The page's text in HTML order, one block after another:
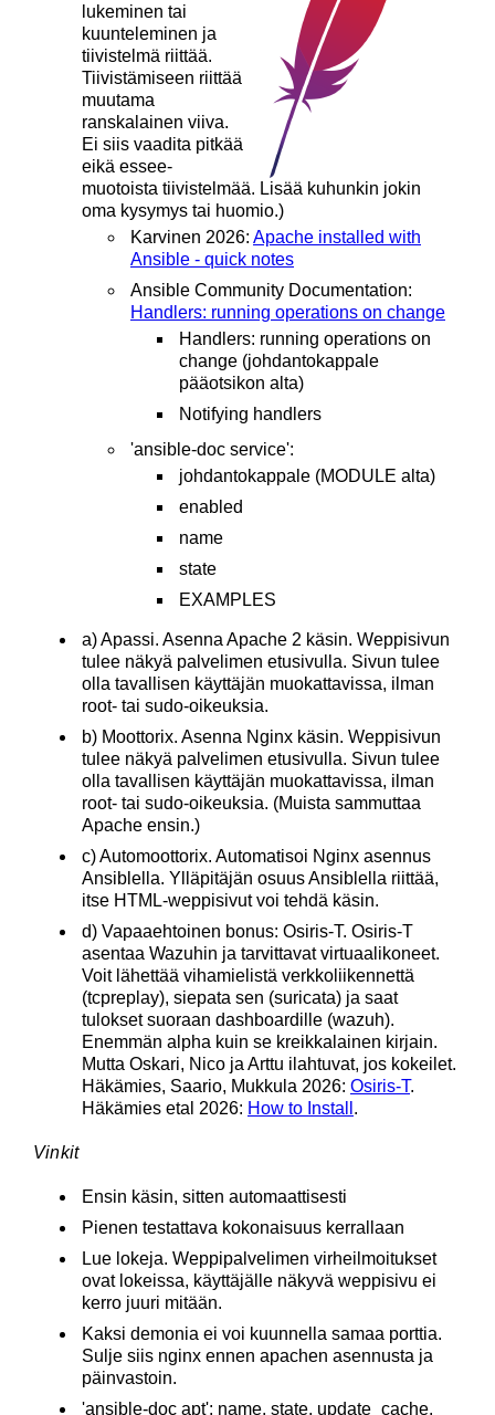
lukeminen tai
kuunteleminen ja
tiivistelmä riittää.
Tiivistämiseen riittää
muutama
ranskalainen viiva.
Ei siis vaadita pitkää
eikä essee-
muotoista tiivistelmää. Lisää kuhunkin jokin
oma kysymys tai huomio.)
Karvinen 2026: Apache installed with
Ansible - quick notes
Ansible Community Documentation:
Handlers: running operations on change
Handlers: running operations on
change (johdantokappale
pääotsikon alta)
Notifying handlers
'ansible-doc service':
johdantokappale (MODULE alta)
enabled
name
state
EXAMPLES
a) Apassi. Asenna Apache 2 käsin. Weppisivun
tulee näkyä palvelimen etusivulla. Sivun tulee
olla tavallisen käyttäjän muokattavissa, ilman
root- tai sudo-oikeuksia.
b) Moottorix. Asenna Nginx käsin. Weppisivun
tulee näkyä palvelimen etusivulla. Sivun tulee
olla tavallisen käyttäjän muokattavissa, ilman
root- tai sudo-oikeuksia. (Muista sammuttaa
Apache ensin.)
c) Automoottorix. Automatisoi Nginx asennus
Ansiblella. Ylläpitäjän osuus Ansiblella riittää,
itse HTML-weppisivut voi tehdä käsin.
d) Vapaaehtoinen bonus: Osiris-T. Osiris-T
asentaa Wazuhin ja tarvittavat virtuaalikoneet.
Voit lähettää vihamielistä verkkoliikennettä
(tcpreplay), siepata sen (suricata) ja saat
tulokset suoraan dashboardille (wazuh).
Enemmän alpha kuin se kreikkalainen kirjain.
Mutta Oskari, Nico ja Arttu ilahtuvat, jos kokeilet.
Häkämies, Saario, Mukkula 2026: Osiris-T.
Häkämies etal 2026: How to Install .
Vinkit
Ensin käsin, sitten automaattisesti
Pienen testattava kokonaisuus kerrallaan
Lue lokeja. Weppipalvelimen virheilmoitukset
ovat lokeissa, käyttäjälle näkyvä weppisivu ei
kerro juuri mitään.
Kaksi demonia ei voi kuunnella samaa porttia.
Sulje siis nginx ennen apachen asennusta ja
päinvastoin.
'ansible-doc apt': name, state, update_cache.